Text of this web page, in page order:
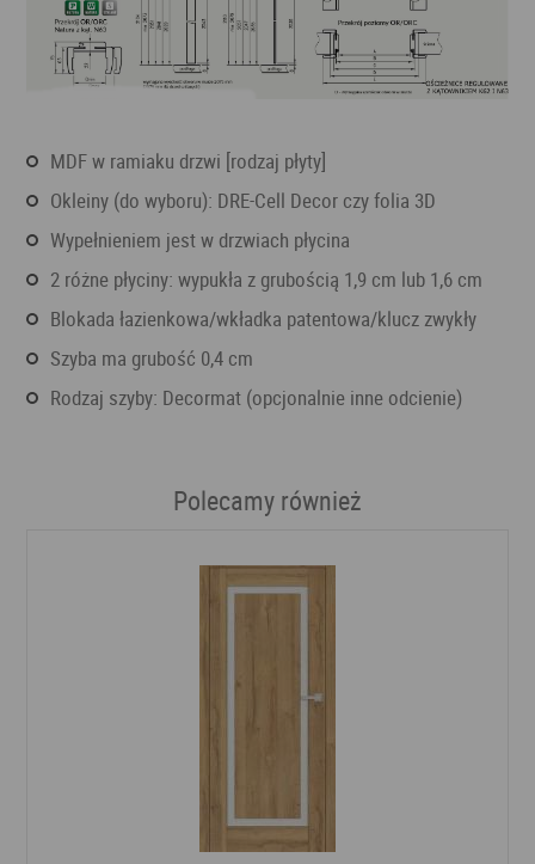
MDF w ramiaku drzwi [rodzaj płyty]
okleiny (do wyboru): DRE-Cell Decor czy folia 3D
wypełnieniem jest w drzwiach płycina
2 różne płyciny: wypukła z grubością 1,9 cm lub 1,6 cm
blokada łazienkowa/wkładka patentowa/klucz zwykły
szyba ma grubość 0,4 cm
rodzaj szyby: Decormat (opcjonalnie inne odcienie)
Polecamy również